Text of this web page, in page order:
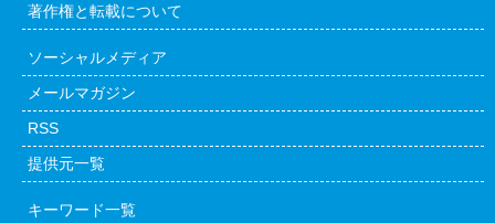
著作権と転載について
ソーシャルメディア
メールマガジン
RSS
提供元一覧
キーワード一覧